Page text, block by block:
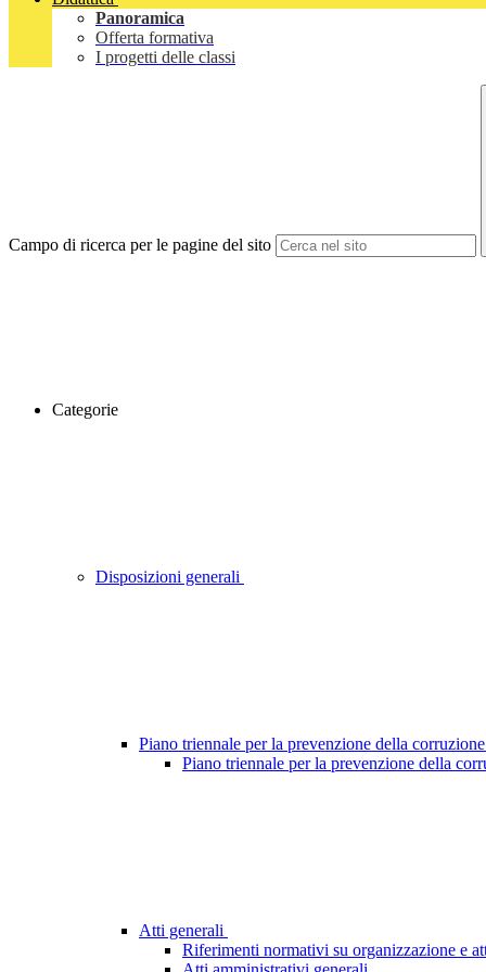
Panoramica
Offerta formativa
I progetti delle classi
Campo di ricerca per le pagine del sito
Categorie
Disposizioni generali
Piano triennale per la prevenzione della
Piano triennale per la prevenzione della
Atti generali
Riferimenti normativi su organizzazione e